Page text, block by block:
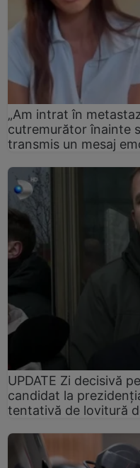
„Am intrat în
cutremurător înainte
transmis un mesaj
UPDATE Zi decisivă
candidat la
tentativă de lovitură